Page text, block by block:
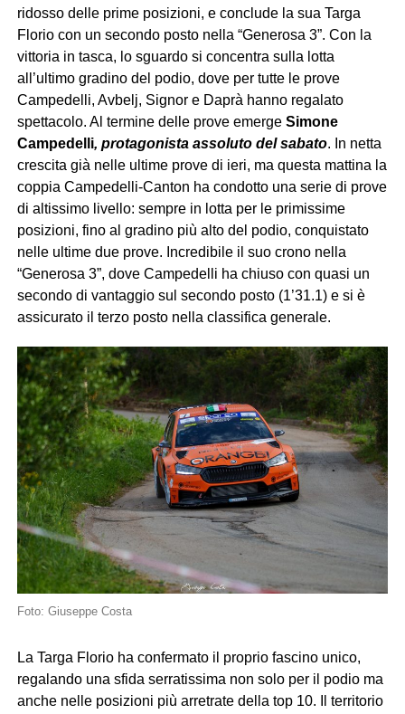
ridosso delle prime posizioni, e conclude la sua Targa
Florio con un secondo posto nella “Generosa 3”. Con la
vittoria in tasca, lo sguardo si concentra sulla lotta
all’ultimo gradino del podio, dove per tutte le prove
Campedelli, Avbelj, Signor e Daprà hanno regalato
spettacolo. Al termine delle prove emerge Simone
Campedelli, protagonista assoluto del sabato. In netta
crescita già nelle ultime prove di ieri, ma questa mattina la
coppia Campedelli-Canton ha condotto una serie di prove
di altissimo livello: sempre in lotta per le primissime
posizioni, fino al gradino più alto del podio, conquistato
nelle ultime due prove. Incredibile il suo crono nella
“Generosa 3”, dove Campedelli ha chiuso con quasi un
secondo di vantaggio sul secondo posto (1’31.1) e si è
assicurato il terzo posto nella classifica generale.
Foto: Giuseppe Costa
La Targa Florio ha confermato il proprio fascino unico,
regalando una sfida serratissima non solo per il podio ma
anche nelle posizioni più arretrate della top 10. Il territorio